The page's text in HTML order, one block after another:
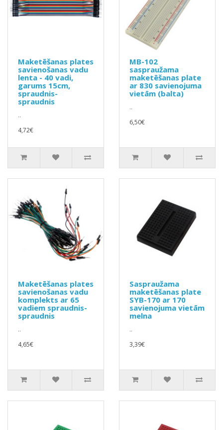
Maketēšanas plates
savienošanas vadu
lenta - 40 vadi,
garums 15cm,
spraudnis-
spraudnis
..
4,72€
MB-102
saspraužama
maketēšanas plate
ar 830 savienojuma
vietām (balta)
..
6,50€
Maketēšanas plates
savienošanas vadu
komplekts ar 65
vadiem spraudnis-
spraudnis
..
4,65€
Saspraužama
maketēšanas plate
SYB-170 ar 170
savienojuma vietām
melna
..
3,39€